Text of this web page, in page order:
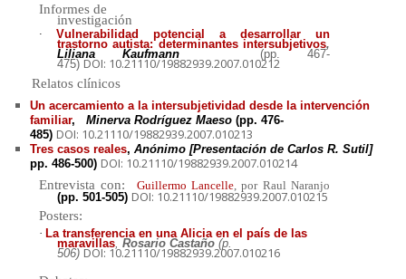
Informes de
investigación
· Vulnerabilidad potencial a desarrollar un
trastorno autista: determinantes intersubjetivos,
Liliana Kaufmann (pp. 467-
475) DOI: 10.21110/19882939.2007.010212
Relatos clínicos
Un acercamiento a la intersubjetividad desde la intervención
familiar, Minerva Rodríguez Maeso (pp. 476-
485) DOI: 10.21110/19882939.2007.010213
Tres casos reales, Anónimo [Presentación de Carlos R. Sutil]
pp. 486-500) DOI: 10.21110/19882939.2007.010214
Entrevista con: Guillermo Lancelle, por Raul Naranjo
(pp. 501-505) DOI: 10.21110/19882939.2007.010215
Posters:
· La transferencia en una Alicia en el país de las
maravillas, Rosario Castaño (p.
506) DOI: 10.21110/19882939.2007.010216